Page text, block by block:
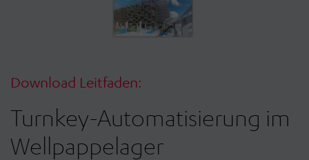
Download Leitfaden:
Turnkey-Automatisierung im
Wellpappelager